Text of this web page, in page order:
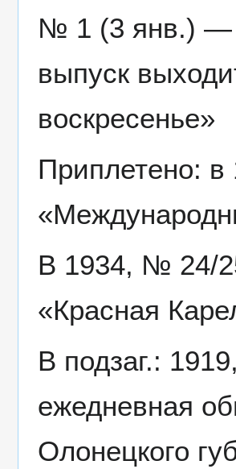
№ 1 (3 янв.) —
выпуск
воскресенье»
Приплетено:
В 1934, № 24/
«Красная
В подзаг.:
ежедневная
Олонецкого